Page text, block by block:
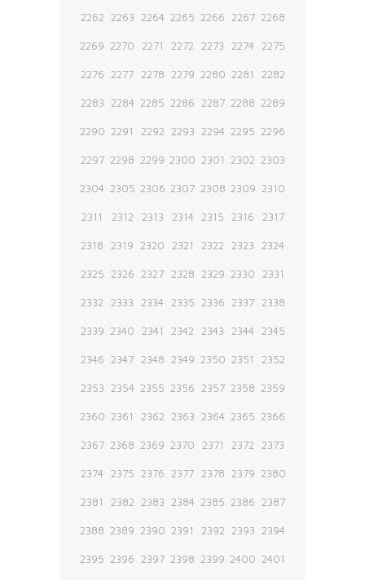
2262 2263 2264 2265 2266 2267 2268
2269 2270 2271 2272 2273 2274 2275
2276 2277 2278 2279 2280 2281 2282
2283 2284 2285 2286 2287 2288 2289
2290 2291 2292 2293 2294 2295 2296
2297 2298 2299 2300 2301 2302 2303
2304 2305 2306 2307 2308 2309 2310
2311 2312 2313 2314 2315 2316 2317
2318 2319 2320 2321 2322 2323 2324
2325 2326 2327 2328 2329 2330 2331
2332 2333 2334 2335 2336 2337 2338
2339 2340 2341 2342 2343 2344 2345
2346 2347 2348 2349 2350 2351 2352
2353 2354 2355 2356 2357 2358 2359
2360 2361 2362 2363 2364 2365 2366
2367 2368 2369 2370 2371 2372 2373
2374 2375 2376 2377 2378 2379 2380
2381 2382 2383 2384 2385 2386 2387
2388 2389 2390 2391 2392 2393 2394
2395 2396 2397 2398 2399 2400 2401